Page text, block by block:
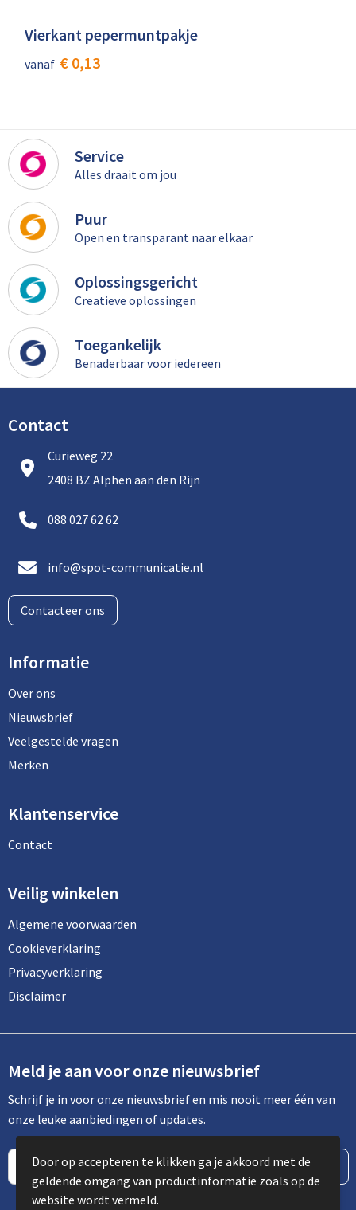
Vierkant pepermuntpakje
vanaf € 0,13
Service
Alles draait om jou
Puur
Open en transparant naar elkaar
Oplossingsgericht
Creatieve oplossingen
Toegankelijk
Benaderbaar voor iedereen
Contact
Curieweg 22
2408 BZ Alphen aan den Rijn
088 027 62 62
info@spot-communicatie.nl
Contacteer ons
Informatie
Over ons
Nieuwsbrief
Veelgestelde vragen
Merken
Klantenservice
Contact
Veilig winkelen
Algemene voorwaarden
Cookieverklaring
Privacyverklaring
Disclaimer
Meld je aan voor onze nieuwsbrief
Schrijf je in voor onze nieuwsbrief en mis nooit meer één van
onze leuke aanbiedingen of updates.
Door op accepteren te klikken ga je akkoord met de
geldende omgang van productinformatie zoals op de
website wordt vermeld.